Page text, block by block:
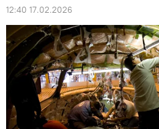
12:40 17.02.2026